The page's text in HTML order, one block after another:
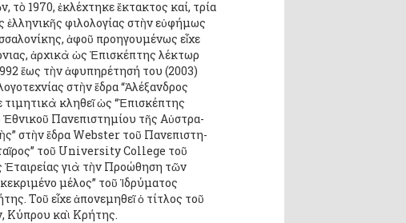
τὸ 1970, ἐκλέχτηκε ἔκτακτος καί, τρία
ἑλληνικῆς φιλο­λογίας στὴν εὐφήμως
ἀφοῦ προηγουμένως εἶχε
ἀρχικὰ ὡς Ἐπισκέπτης λέκτωρ
ἕως τὴν ἀφυπηρέτησή του (2003)
στὴν ἕδρα “Ἀλέξανδρος
κληθεῖ ὡς “Ἐπισκέπτης
Ἐθνικοῦ Πανεπιστημίου τῆς Αὐστρα­
στὴν ἕδρα Webster τοῦ Πανεπιστη­
τοῦ University College τοῦ
Ἑται­ρείας γιὰ τὴν Προώθηση τῶν
μέλος” τοῦ Ἱδρύματος
Τοῦ εἶχε ἀπονεμηθεῖ ὁ τίτλος τοῦ
Κύπρου καὶ Κρήτης.